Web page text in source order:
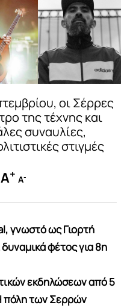
οι Σέρρες
της τέχνης και
συναυλίες,
στιγμές
A+ A-
γνωστό ως Γιορτή
φέτος για 8η
εκδηλώσεων από 5
πόλη των Σερρών